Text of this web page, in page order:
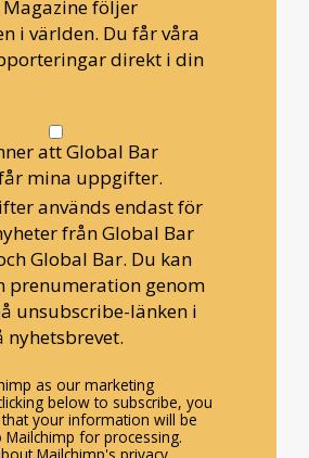
följer
i världen. Du får våra
direkt i din
att Global Bar
mina uppgifter.
används endast för
från Global Bar
Global Bar. Du kan
prenumeration genom
unsubscribe-länken i
nyhetsbrevet.
as our marketing
below to subscribe, you
your information will be
for processing.